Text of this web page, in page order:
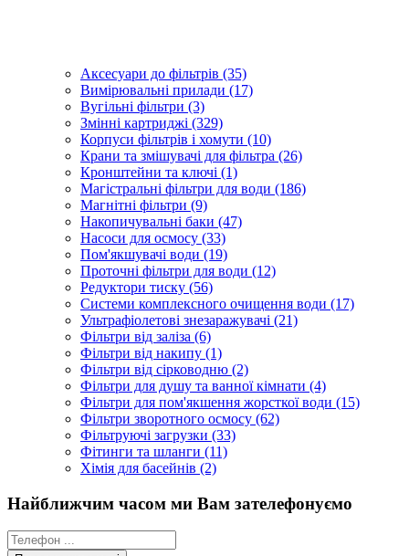
Аксесуари до фільтрів (35)
Вимірювальні прилади (17)
Вугільні фільтри (3)
Змінні картриджі (329)
Корпуси фільтрів і хомути (10)
Крани та змішувачі для фільтра (26)
Кронштейни та ключі (1)
Магістральні фільтри для води (186)
Магнітні фільтри (9)
Накопичувальні баки (47)
Насоси для осмосу (33)
Пом'якшувачі води (19)
Проточні фільтри для води (12)
Редуктори тиску (56)
Системи комплексного очищення води (17)
Ультрафіолетові знезаражувачі (21)
Фільтри від заліза (6)
Фільтри від накипу (1)
Фільтри від сірководню (2)
Фільтри для душу та ванної кімнати (4)
Фільтри для пом'якшення жорсткої води (15)
Фільтри зворотного осмосу (62)
Фільтруючі загрузки (33)
Фітинги та шланги (11)
Хімія для басейнів (2)
Найближчим часом ми Вам зателефонуємо